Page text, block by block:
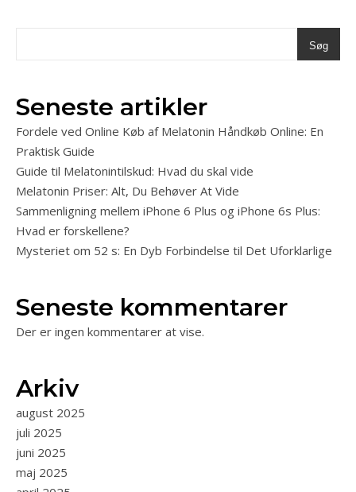
Søg
Seneste artikler
Fordele ved Online Køb af Melatonin Håndkøb Online: En
Praktisk Guide
Guide til Melatonintilskud: Hvad du skal vide
Melatonin Priser: Alt, Du Behøver At Vide
Sammenligning mellem iPhone 6 Plus og iPhone 6s Plus:
Hvad er forskellene?
Mysteriet om 52 s: En Dyb Forbindelse til Det Uforklarlige
Seneste kommentarer
Der er ingen kommentarer at vise.
Arkiv
august 2025
juli 2025
juni 2025
maj 2025